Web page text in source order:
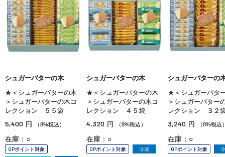
シュガーバターの木
★＜シュガーバターの木
＞シュガーバターの木コ
レクション ５５袋
5,400 円 （8%税込）
在庫：○
OPポイント対象
シュガーバターの木
★＜シュガーバターの木
＞シュガーバターの木コ
レクション ４５袋
4,320 円 （8%税込）
在庫：○
OPポイント対象 冷蔵
シュガーバターの
★＜シュガーバタ
＞シュガーバター
レクション ３２
3,240 円 （8%税込
在庫：○
OPポイント対象